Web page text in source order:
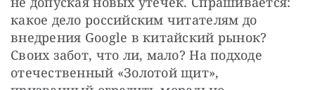
какое дело российским читателям до
внедрения Google в китайский рынок?
Своих забот, что ли, мало? На подходе
отечественный «Золотой щит»,